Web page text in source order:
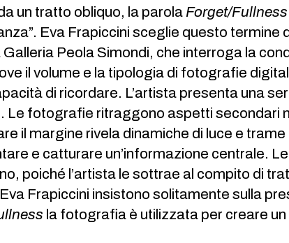
un tratto obliquo, la parolaForget/Fullness
Eva Frapiccini sceglie questo
Peola Simondi, che interroga la
il volume e la tipologia di fotografie
di ricordare. L’artista presenta una
Le fotografie ritraggono aspetti secondari
il margine rivela dinamiche di luce e
e catturare un’informazione centrale.
poiché l’artista le sottrae al compito di
Frapiccini insistono solitamente sulla
la fotografia è utilizzata per creare